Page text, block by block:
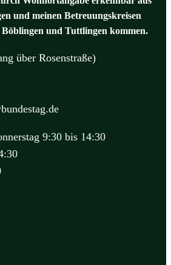
und meinen Betreuungskreisen
und Tuttlingen kommen.
über Rosenstraße)
9:30 bis 14:30